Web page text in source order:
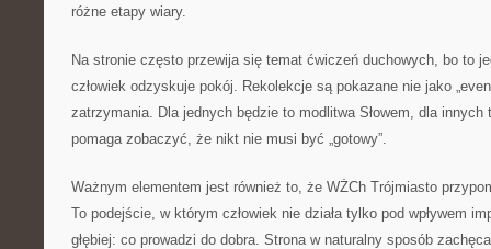
różne etapy wiary.
Na stronie często przewija się temat ćwiczeń duchowych, bo to
człowiek odzyskuje pokój. Rekolekcje są pokazane nie jako
zatrzymania. Dla jednych będzie to modlitwa Słowem, dla innych
pomaga zobaczyć, że nikt nie musi być „gotowy”.
Ważnym elementem jest również to, że WŻCh Trójmiasto
To podejście, w którym człowiek nie działa tylko pod wpływem
głębiej: co prowadzi do dobra. Strona w naturalny sposób